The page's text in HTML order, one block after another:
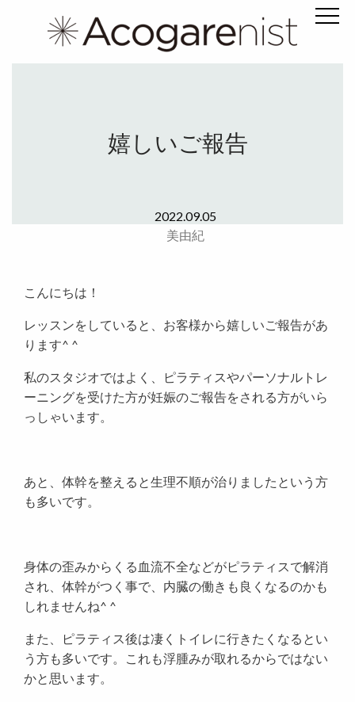
嬉しいご報告
2022.09.05
美由紀
こんにちは！
レッスンをしていると、お客様から嬉しいご報告があ
ります^ ^
私のスタジオではよく、ピラティスやパーソナルトレ
ーニングを受けた方が妊娠のご報告をされる方がいら
っしゃいます。
あと、体幹を整えると生理不順が治りましたという方
も多いです。
身体の歪みからくる血流不全などがピラティスで解消
され、体幹がつく事で、内臓の働きも良くなるのかも
しれませんね^ ^
また、ピラティス後は凄くトイレに行きたくなるとい
う方も多いです。これも浮腫みが取れるからではない
かと思います。